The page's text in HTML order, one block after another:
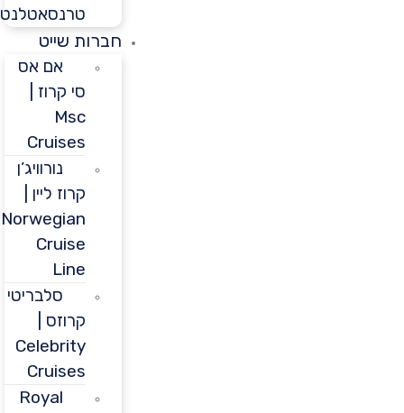
טרנסאטלנטיות
חברות שייט
אם אס
סי קרוז |
Cruises
נורוויג’ן
קרוז ליין |
Norwegian
Cruise
סלבריטי
קרוזס |
Celebrity
Cruises
Royal